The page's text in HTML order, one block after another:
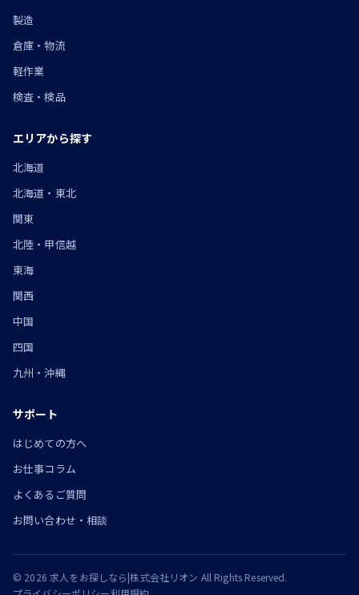
製造
倉庫・物流
軽作業
検査・検品
エリアから探す
北海道
北海道・東北
関東
北陸・甲信越
東海
関西
中国
四国
九州・沖縄
サポート
はじめての方へ
お仕事コラム
よくあるご質問
お問い合わせ・相談
© 2026 求人をお探しなら|株式会社リオン All Rights Reserved.